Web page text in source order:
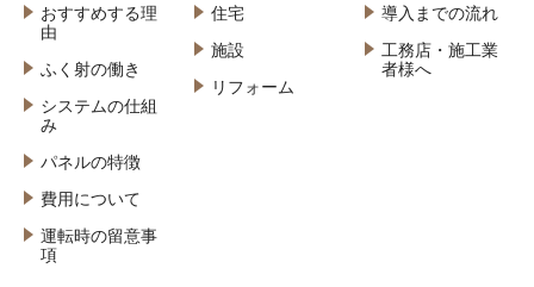
おすすめする理
由
ふく射の働き
システムの仕組
み
パネルの特徴
費用について
運転時の留意事
項
住宅
施設
リフォーム
導入までの流れ
工務店・施工業
者様へ